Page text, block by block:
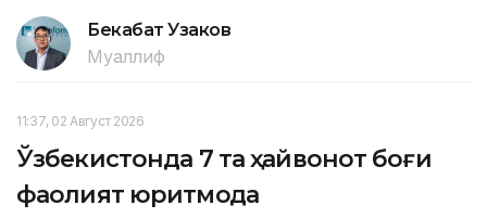
Бекабат Узаков
Муаллиф
11:37, 02 Август 2026
Ўзбекистонда 7 та ҳайвонот боғи
фаолият юритмоқда